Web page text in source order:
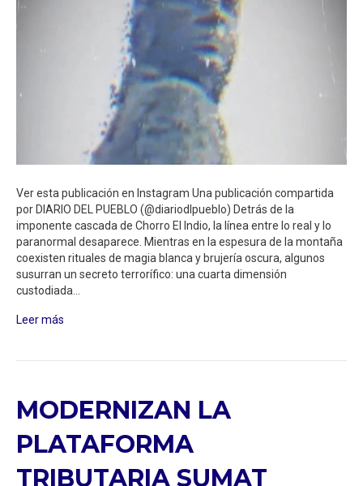
Ver esta publicación en Instagram Una publicación compartida
por DIARIO DEL PUEBLO (@diariodlpueblo) Detrás de la
imponente cascada de Chorro El Indio, la línea entre lo real y lo
paranormal desaparece. Mientras en la espesura de la montaña
coexisten rituales de magia blanca y brujería oscura, algunos
susurran un secreto terrorífico: una cuarta dimensión
custodiada…
Leer más
MODERNIZAN LA
PLATAFORMA
TRIBUTARIA SUMAT